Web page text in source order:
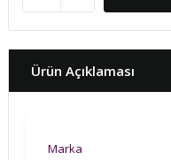
Ürün Açıklaması
Marka